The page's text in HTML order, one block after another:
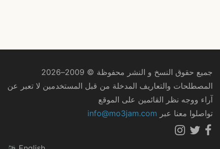
جميع حقوق النسخ و النشر محفوظة © 2009–2026
المصطلحات والتعاريف المدخلة من قبل المستخدمين لا تعبر عن
آراء ووجه نظر القائمين على الموقع
تواصلوا معنا عبر info@mo3jam.com